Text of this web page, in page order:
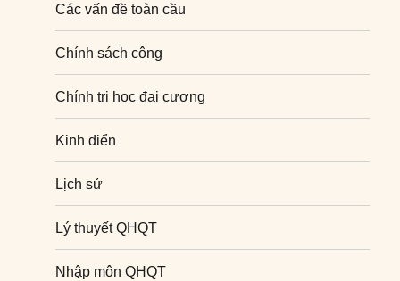
Các vấn đề toàn cầu
Chính sách công
Chính trị học đại cương
Kinh điển
Lịch sử
Lý thuyết QHQT
Nhập môn QHQT